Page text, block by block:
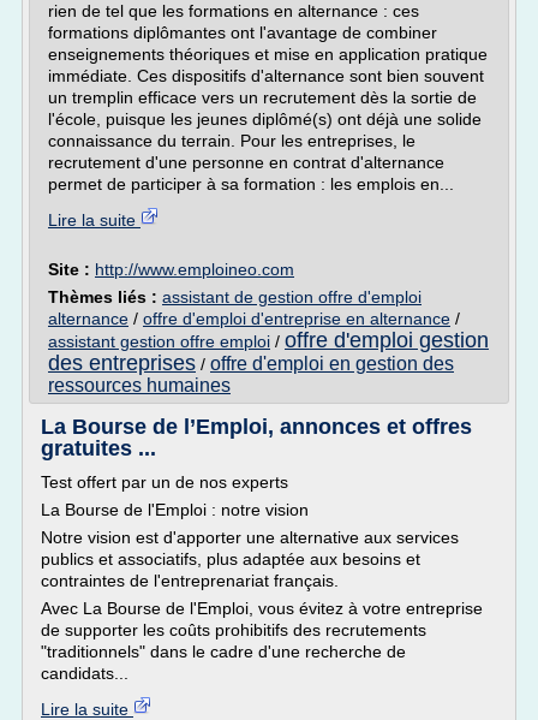
rien de tel que les formations en alternance : ces
formations diplômantes ont l'avantage de combiner
enseignements théoriques et mise en application pratique
immédiate. Ces dispositifs d'alternance sont bien souvent
un tremplin efficace vers un recrutement dès la sortie de
l'école, puisque les jeunes diplômé(s) ont déjà une solide
connaissance du terrain. Pour les entreprises, le
recrutement d'une personne en contrat d'alternance
permet de participer à sa formation : les emplois en...
Lire la suite
Site : http://www.emploineo.com
Thèmes liés : assistant de gestion offre d'emploi
alternance / offre d'emploi d'entreprise en alternance /
assistant gestion offre emploi / offre d'emploi gestion
des entreprises / offre d'emploi en gestion des
ressources humaines
La Bourse de l’Emploi, annonces et offres
gratuites ...
Test offert par un de nos experts
La Bourse de l'Emploi : notre vision
Notre vision est d'apporter une alternative aux services
publics et associatifs, plus adaptée aux besoins et
contraintes de l'entreprenariat français.
Avec La Bourse de l'Emploi, vous évitez à votre entreprise
de supporter les coûts prohibitifs des recrutements
"traditionnels" dans le cadre d'une recherche de
candidats...
Lire la suite